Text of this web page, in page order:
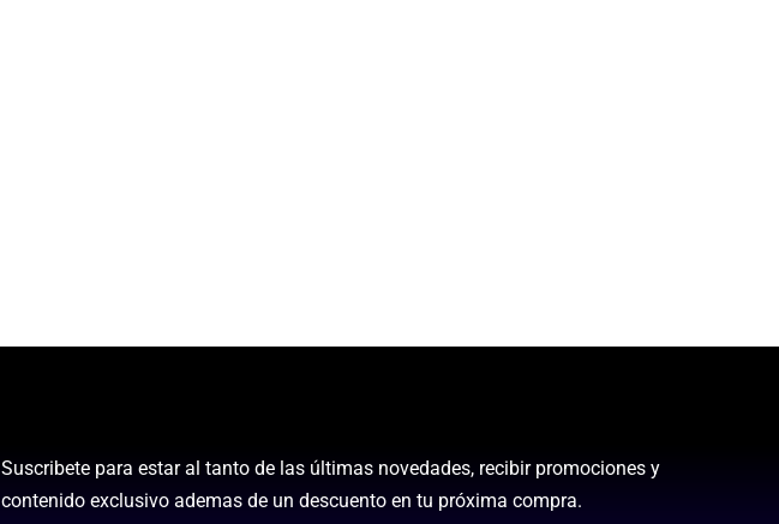
Suscribete para estar al tanto de las últimas novedades, recibir promociones y
contenido exclusivo ademas de un descuento en tu próxima compra.